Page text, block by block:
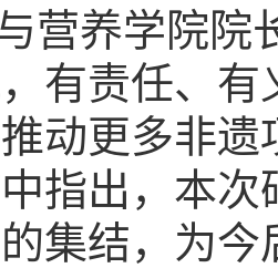
营养学院院
有责任、
动更多非
指出，本
集结，为